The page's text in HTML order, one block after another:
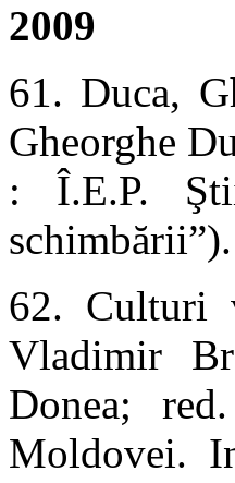
2009
61. Duca,
Gheorghe
: Î.E.P.
62. Culturi
Vladimir
Donea;
Moldovei.